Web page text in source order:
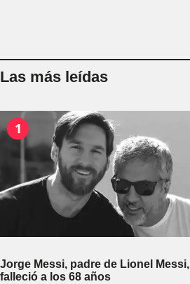
Las más leídas
1
Jorge Messi, padre de Lionel Messi,
falleció a los 68 años